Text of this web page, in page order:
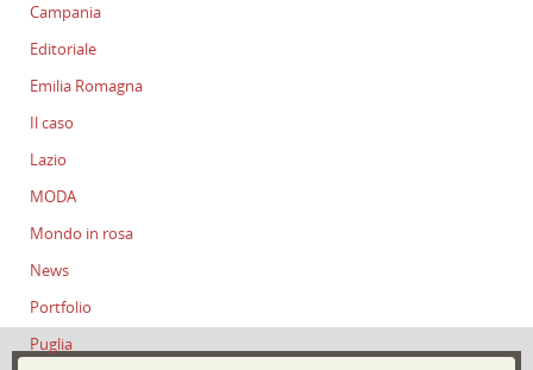
Campania
Editoriale
Emilia Romagna
Il caso
Lazio
MODA
Mondo in rosa
News
Portfolio
Puglia